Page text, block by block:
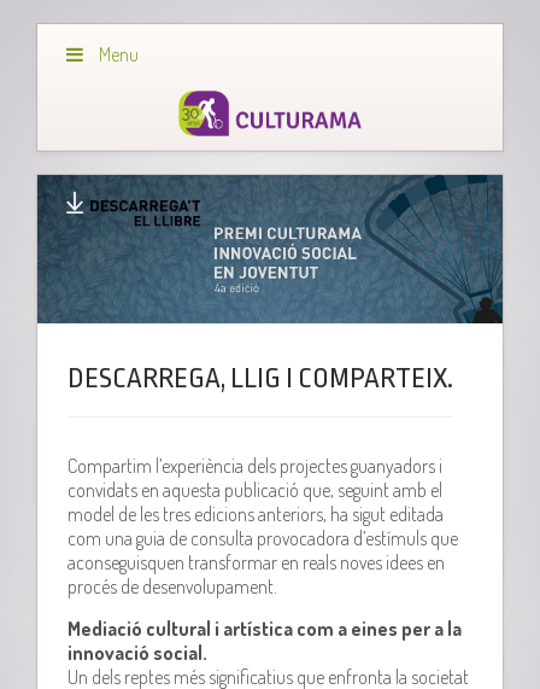
Menu
DESCARREGA, LLIG I COMPARTEIX.
Compartim l’experiència dels projectes guanyadors i
convidats en aquesta publicació que, seguint amb el
model de les tres edicions anteriors, ha sigut editada
com una guia de consulta provocadora d’estímuls que
aconseguisquen transformar en reals noves idees en
procés de desenvolupament.
Mediació cultural i artística com a eines per a la
innovació social.
Un dels reptes més significatius que enfronta la societat